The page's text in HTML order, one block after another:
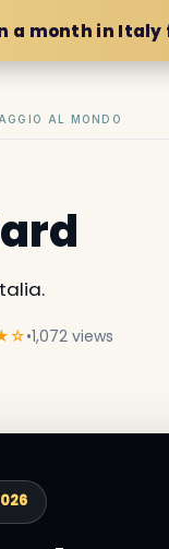
a month in Italy
AL MONDO
•1,072 views